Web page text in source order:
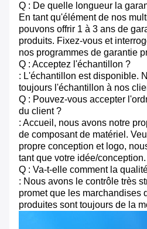
Q : De quelle longueur la
En tant qu'élément de nos
pouvons offrir 1 à 3 ans de
produits. Fixez-vous et
nos programmes de garantie
Q : Acceptez l'échantillon ?
: L'échantillon est disponible.
toujours l'échantillon à nos
Q : Pouvez-vous accepter
du client ?
: Accueil, nous avons notre
de composant de matériel.
propre conception et logo,
tant que votre idée/conception.
Q : Va-t-elle comment la
: Nous avons le contrôle très
promet que les marchandises
produites sont toujours de la